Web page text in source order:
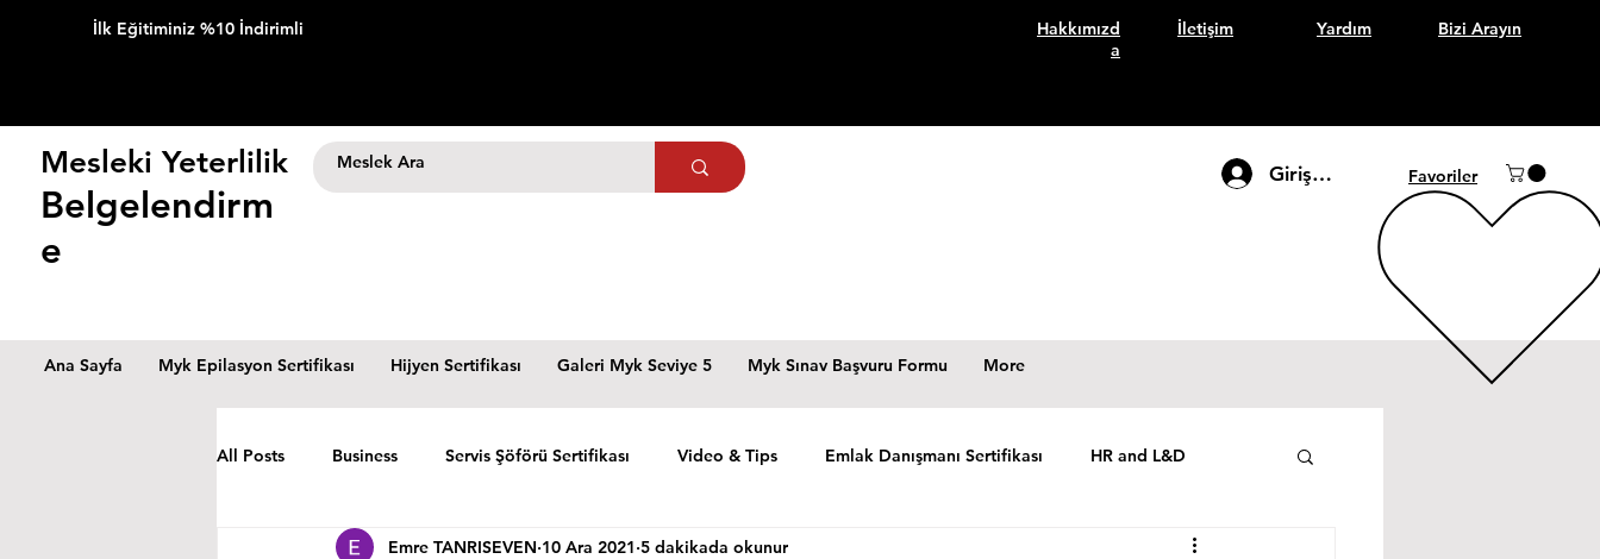
İlk Eğitiminiz %10 İndirimli
Hakkımızd
a
İletişim Yardım Bizi Arayın
Mesleki Yeterlilik
Belgelendirm
e
Giriş Yap Favoriler
Ana Sayfa Myk Epilasyon Sertifikası Hijyen Sertifikası Galeri Myk Seviye 5 Myk Sınav Başvuru Formu More
All Posts Business Servis Şöförü Sertifikası Video & Tips Emlak Danışmanı Sertifikası HR and L&D
Emre TANRISEVEN 10 Ara 2021 5 dakikada okunur